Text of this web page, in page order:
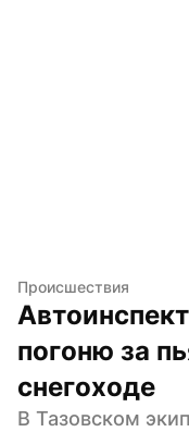
Происшествия
погоню за
снегоходе
В Тазовском